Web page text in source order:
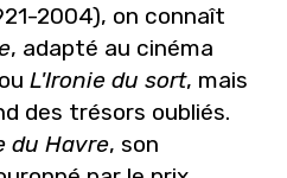
2004), on connaît
, adapté au cinéma
L'Ironie du sort, mais
des trésors oubliés.
du Havre, son